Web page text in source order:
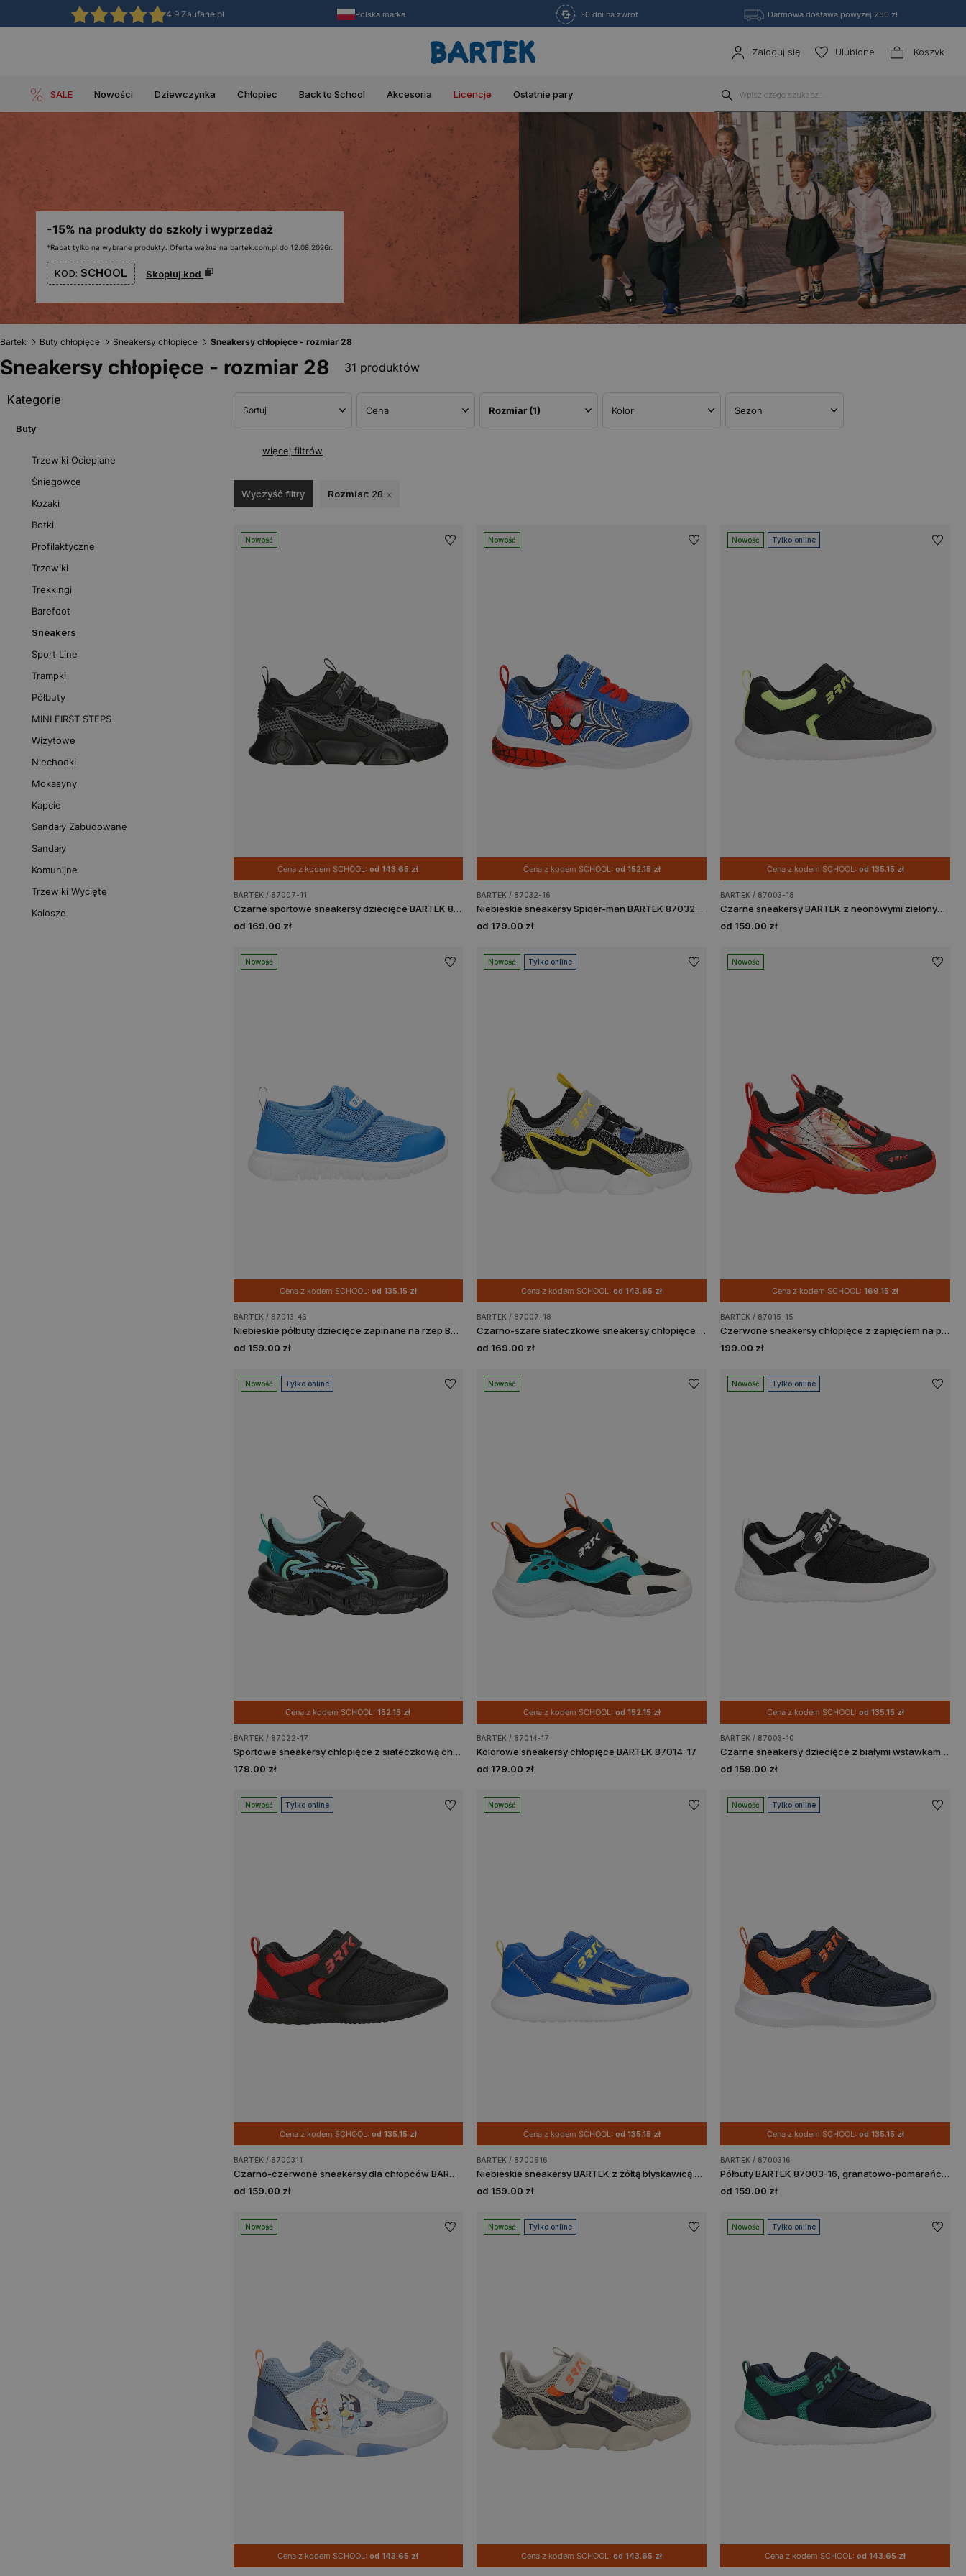
4.9 Zaufane.pl Polska marka 30 dni na zwrot Darmowa dostawa powyżej 250 zł
Zaloguj się Ulubione Koszyk
SALE Nowości Dziewczynka Chłopiec Back to School Akcesoria Licencje Ostatnie pary
-15% na produkty do szkoły i wyprzedaż
*Rabat tylko na wybrane produkty. Oferta ważna na bartek.com.pl do 12.08.2026r.
KOD: SCHOOL Skopiuj kod
Bartek Buty chłopięce Sneakersy chłopięce Sneakersy chłopięce - rozmiar 28
Sneakersy chłopięce - rozmiar 28 31 produktów
Kategorie
Buty
Trzewiki Ocieplane
Śniegowce
Kozaki
Botki
Profilaktyczne
Trzewiki
Trekkingi
Barefoot
Sneakers
Sport Line
Trampki
Półbuty
MINI FIRST STEPS
Wizytowe
Niechodki
Mokasyny
Kapcie
Sandały Zabudowane
Sandały
Komunijne
Trzewiki Wycięte
Kalosze
Sortuj Cena Rozmiar (1) Kolor Sezon
więcej filtrów
Wyczyść filtry Rozmiar: 28
Nowość
Cena z kodem SCHOOL:od 143.65 zł
BARTEK / 87007-11
Czarne sportowe sneakersy dziecięce BARTEK 87007-11
od 169.00 zł
Nowość
Cena z kodem SCHOOL: od 152.15 zł
BARTEK / 87032-16
Niebieskie sneakersy Spider-man BARTEK 87032-16
od 179.00 zł
Nowość Tylko online
Cena z kodem SCHOOL: od 135.15 zł
BARTEK / 87003-18
Czarne sneakersy BARTEK z neonowymi zielonymi wstawkami 87003-18
od 159.00 zł
Nowość
Cena z kodem SCHOOL: od 135.15 zł
BARTEK / 87013-46
Niebieskie półbuty dziecięce zapinane na rzep BARTEK 87013-46
od 159.00 zł
Nowość Tylko online
Cena z kodem SCHOOL:od 143.65 zł
BARTEK / 87007-18
Czarno-szare siateczkowe sneakersy chłopięce z żółtymi elementami BARTEK 87007-18
od 169.00 zł
Nowość
Cena z kodem SCHOOL:169.15 zł
BARTEK / 87015-15
Czerwone sneakersy chłopięce z zapięciem na pokrętło BARTEK 87015-15
199.00 zł
Nowość Tylko online
Cena z kodem SCHOOL:152.15 zł
BARTEK / 87022-17
Sportowe sneakersy chłopięce z siateczkową cholewką i futurystycznymi detalami BARTEK 87022-17
179.00 zł
Nowość
Cena z kodem SCHOOL: od 152.15 zł
BARTEK / 87014-17
Kolorowe sneakersy chłopięce BARTEK 87014-17
od 179.00 zł
Nowość Tylko online
Cena z kodem SCHOOL: od 135.15 zł
BARTEK / 87003-10
Czarne sneakersy dziecięce z białymi wstawkami BARTEK 87003-10
od 159.00 zł
Nowość Tylko online
Cena z kodem SCHOOL: od 135.15 zł
BARTEK / 8700311
Czarno-czerwone sneakersy dla chłopców BARTEK 87003-11
od 159.00 zł
Nowość
Cena z kodem SCHOOL: od 135.15 zł
BARTEK / 8700616
Niebieskie sneakersy BARTEK z żółtą błyskawicą 87006-16
od 159.00 zł
Nowość Tylko online
Cena z kodem SCHOOL: od 135.15 zł
BARTEK / 8700316
Półbuty BARTEK 87003-16, granatowo-pomarańczowy
od 159.00 zł
Nowość
Cena z kodem SCHOOL:od 143.65 zł
Nowość Tylko online
Cena z kodem SCHOOL:od 143.65 zł
Nowość Tylko online
Cena z kodem SCHOOL:od 143.65 zł